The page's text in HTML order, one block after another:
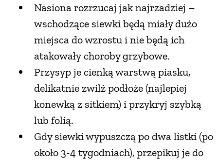
Nasiona rozrzucaj jak najrzadziej –
wschodzące siewki będą miały dużo
miejsca do wzrostu i nie będą ich
atakowały choroby grzybowe.
Przysyp je cienką warstwą piasku,
delikatnie zwilż podłoże (najlepiej
konewką z sitkiem) i przykryj szybką
lub folią.
Gdy siewki wypuszczą po dwa listki (po
około 3-4 tygodniach), przepikuj je do